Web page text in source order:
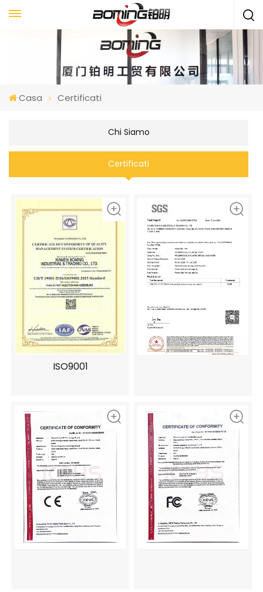
Casa Certificati
Chi Siamo
Certificati
ISO9001